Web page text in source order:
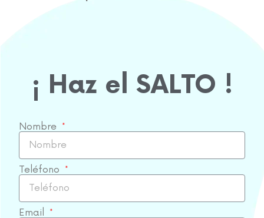
¡ Haz el SALTO !
Nombre
Teléfono
Email